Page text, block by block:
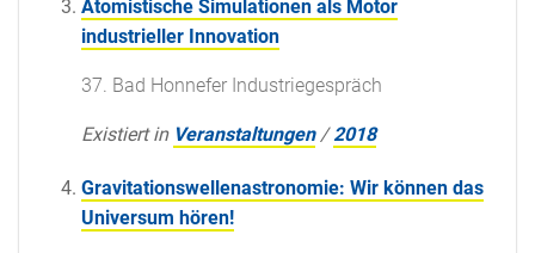
Atomistische Simulationen als Motor
industrieller Innovation
37. Bad Honnefer Industriegespräch
Existiert in Veranstaltungen /2018
Gravitationswellenastronomie: Wir können das
Universum hören!